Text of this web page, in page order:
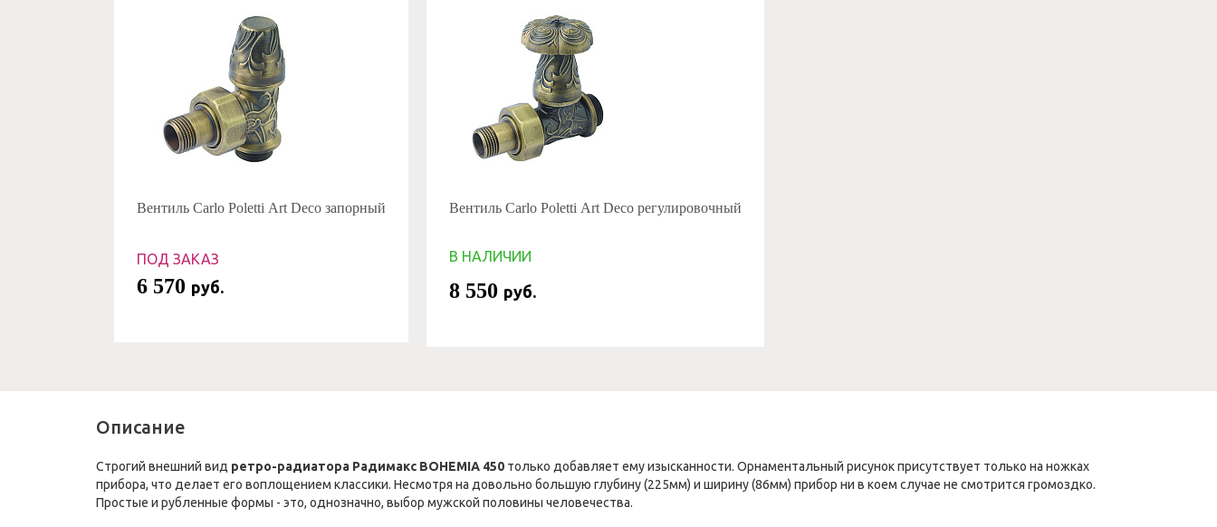
Вентиль Carlo Poletti Art Deco запорный
ПОД ЗАКАЗ
6 570 руб.
Вентиль Carlo Poletti Art Deco регулировочный
В НАЛИЧИИ
8 550 руб.
Описание
Строгий внешний вид ретро-радиатора Радимакс BOHEMIA 450 только добавляет ему изысканности. Орнаментальный рисунок присутствует только на ножках
прибора, что делает его воплощением классики. Несмотря на довольно большую глубину (225мм) и ширину (86мм) прибор ни в коем случае не смотрится громоздко.
Простые и рубленные формы - это, однозначно, выбор мужской половины человечества.